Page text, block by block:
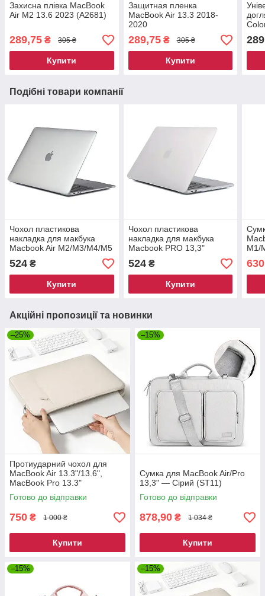
Захисна плівка MacBook
Air M2 13.6 2023 (A2681)
289,75 ₴ 305 ₴
Купити
Защитная пленка
MacBook Air 13.3 2018-
2020
(A1932/A2179/A2337)
289,75₴ 305 ₴
Купити
289
Подібні товари компанії
Чохол пластикова
накладка для макбука
Macbook Air M2/M3/M4/M5
Прозора
524 ₴
Купити
Чохол пластикова
накладка для макбука
Macbook PRO 13,3"
(A1706/A1708/A1989/A2338)
— Прозорий матовий
524₴
Купити
M1/
Акційні пропозиції та новинки
–25%
Протиударний чохол для
MacBook Air 13.3"/13.6",
MacBook Pro 13.3"
Готово до відправки
750 ₴ 1 000 ₴
Купити
–15%
Сумка для MacBook Air/Pro
13,3" — Сірий (ST11)
Готово до відправки
878,90 ₴ 1 034 ₴
Купити
–15% –15%